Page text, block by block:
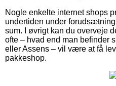
Nogle enkelte internet shops
undertiden under
sum. I øvrigt kan du overveje
ofte – hvad end man befinder
eller Assens – vil være at få
pakkeshop.